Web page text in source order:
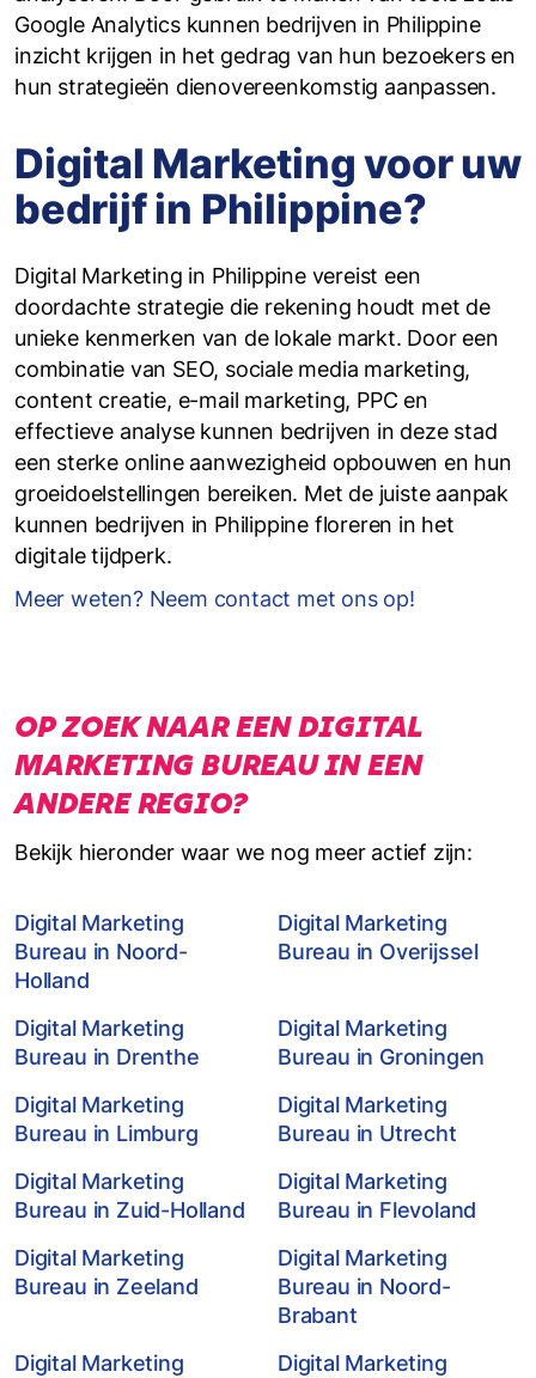
Google Analytics kunnen bedrijven in Philippine
inzicht krijgen in het gedrag van hun bezoekers en
hun strategieën dienovereenkomstig aanpassen.
Digital Marketing voor uw
bedrijf in Philippine?
Digital Marketing in Philippine vereist een
doordachte strategie die rekening houdt met de
unieke kenmerken van de lokale markt. Door een
combinatie van SEO, sociale media marketing,
content creatie, e-mail marketing, PPC en
effectieve analyse kunnen bedrijven in deze stad
een sterke online aanwezigheid opbouwen en hun
groeidoelstellingen bereiken. Met de juiste aanpak
kunnen bedrijven in Philippine floreren in het
digitale tijdperk.
Meer weten? Neem contact met ons op!
OP ZOEK NAAR EEN DIGITAL
MARKETING BUREAU IN EEN
ANDERE REGIO?
Bekijk hieronder waar we nog meer actief zijn:
Digital Marketing
Bureau in Noord-
Holland
Digital Marketing
Bureau in Overijssel
Digital Marketing
Bureau in Drenthe
Digital Marketing
Bureau in Groningen
Digital Marketing
Bureau in Limburg
Digital Marketing
Bureau in Utrecht
Digital Marketing
Bureau in Zuid-Holland
Digital Marketing
Bureau in Flevoland
Digital Marketing
Bureau in Zeeland
Digital Marketing
Bureau in Noord-
Brabant
Digital Marketing
Digital Marketing